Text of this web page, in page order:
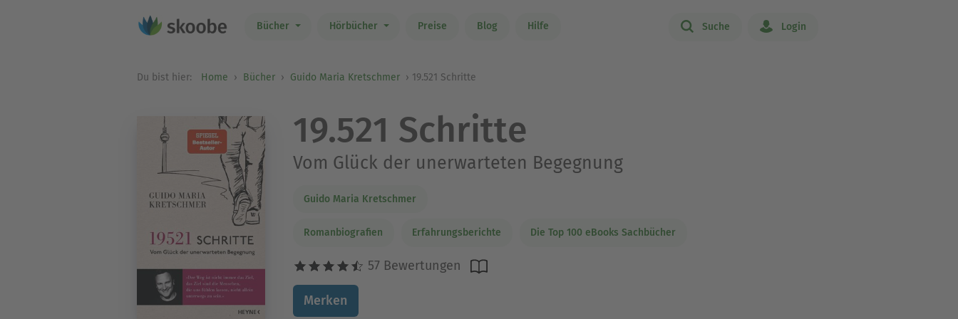
Bücher Hörbücher Preise Blog Hilfe Suche Login
Du bist hier: Home Bücher Guido Maria Kretschmer 19.521 Schritte
19.521 Schritte
Vom Glück der unerwarteten Begegnung
Guido Maria Kretschmer
Romanbiografien Erfahrungsberichte Die Top 100 eBooks Sachbücher
57 Bewertungen
Merken